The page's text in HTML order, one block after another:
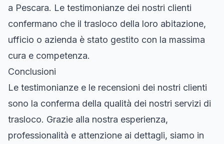
a Pescara. Le testimonianze dei nostri clienti
confermano che il trasloco della loro abitazione,
ufficio o azienda è stato gestito con la massima
cura e competenza.
Conclusioni
Le testimonianze e le recensioni dei nostri clienti
sono la conferma della qualità dei nostri servizi di
trasloco. Grazie alla nostra esperienza,
professionalità e attenzione ai dettagli, siamo in